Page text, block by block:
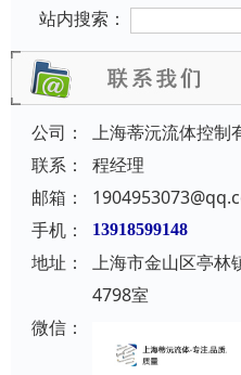
站内搜索：
公司：
上海蒂沅流体控制
联系：
程经理
邮箱：
手机：
13918599148
地址：
上海市金山区亭林
4798室
微信：